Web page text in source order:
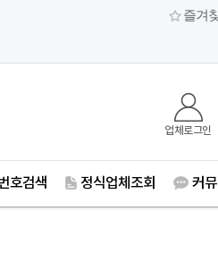
즐겨
업체로그인
호검색 정식업체조회 커